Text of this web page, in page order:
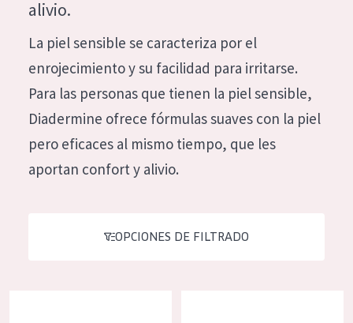
Hidratación y luminosidad
Reducción de arrugas
Regeneración
Piel menopáusica
TIPO DE PRODUCTO
Crema de noche
Spanish
Greek
alivio.
La piel sensible se caracteriza por el
enrojecimiento y su facilidad para irritarse.
Para las personas que tienen la piel sensible,
Diadermine ofrece fórmulas suaves con la piel
pero eficaces al mismo tiempo, que les
aportan confort y alivio.
OPCIONES DE FILTRADO